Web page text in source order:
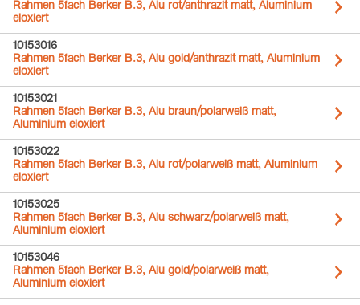
Rahmen 5fach Berker B.3, Alu rot/anthrazit matt, Aluminium
eloxiert
10153016
Rahmen 5fach Berker B.3, Alu gold/anthrazit matt, Aluminium
eloxiert
10153021
Rahmen 5fach Berker B.3, Alu braun/polarweiß matt,
Aluminium eloxiert
10153022
Rahmen 5fach Berker B.3, Alu rot/polarweiß matt, Aluminium
eloxiert
10153025
Rahmen 5fach Berker B.3, Alu schwarz/polarweiß matt,
Aluminium eloxiert
10153046
Rahmen 5fach Berker B.3, Alu gold/polarweiß matt,
Aluminium eloxiert